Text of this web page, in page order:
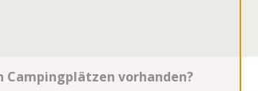
Campingplätzen vorhanden?